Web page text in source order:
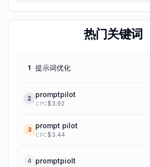
热门关键词
1 提示词优化
2 promptpilot
CPC $3.92
3 prompt pilot
CPC $3.44
4 promptpiolt